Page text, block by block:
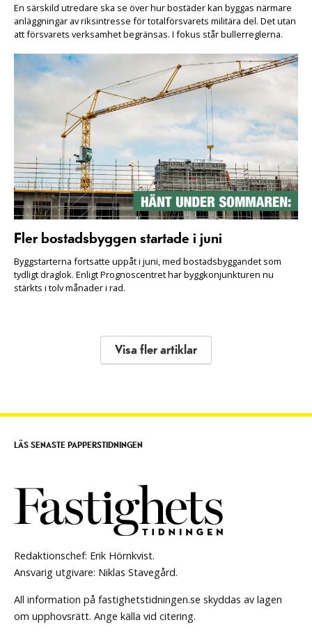
En särskild utredare ska se över hur bostäder kan byggas närmare
anläggningar av riksintresse för totalförsvarets militära del. Det utan
att försvarets verksamhet begränsas. I fokus står bullerreglerna.
Fler bostadsbyggen startade i juni
Byggstarterna fortsatte uppåt i juni, med bostadsbyggandet som
tydligt draglok. Enligt Prognoscentret har byggkonjunkturen nu
stärkts i tolv månader i rad.
Visa fler artiklar
Redaktionschef: Erik Hörnkvist.
Ansvarig utgivare: Niklas Stavegård.
All information på fastighetstidningen.se skyddas av lagen
om upphovsrätt. Ange källa vid citering.
LÄS SENASTE PAPPERSTIDNINGEN